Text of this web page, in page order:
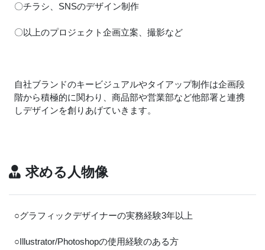
〇チラシ、SNSのデザイン制作
〇以上のプロジェクト企画立案、撮影など
自社ブランドのキービジュアルやタイアップ制作は企画段
階から積極的に関わり、商品部や営業部など他部署と連携
しデザインを創りあげていきます。
求める人物像
○グラフィックデザイナーの実務経験3年以上
○Illustrator/Photoshopの使用経験のある方